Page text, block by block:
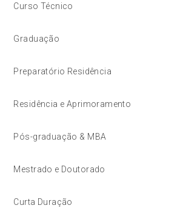
Curso Técnico
Graduação
Preparatório Residência
Residência e Aprimoramento
Pós-graduação & MBA
Mestrado e Doutorado
Curta Duração